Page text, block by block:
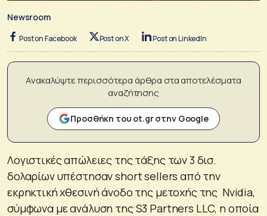
Newsroom
Post on Facebook Post on X Post on LinkedIn
Ανακαλύψτε περισσότερα άρθρα στα αποτελέσματα
αναζήτησης
Προσθήκη του ot.gr στην Google
Λογιστικές απώλειες της τάξης των 3 δισ.
δολαρίων υπέστησαν short sellers από την
εκρηκτική χθεσινή άνοδο της μετοχής της Nvidia,
σύμφωνα με ανάλυση της S3 Partners LLC, η οποία